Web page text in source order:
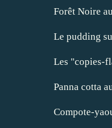
Forêt Noire
Le pudding
Les "copies-
Panna cotta
Compote-